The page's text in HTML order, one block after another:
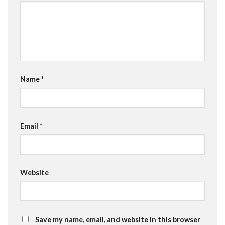
Name*
Email *
Website
Save my name, email, and website in this browser